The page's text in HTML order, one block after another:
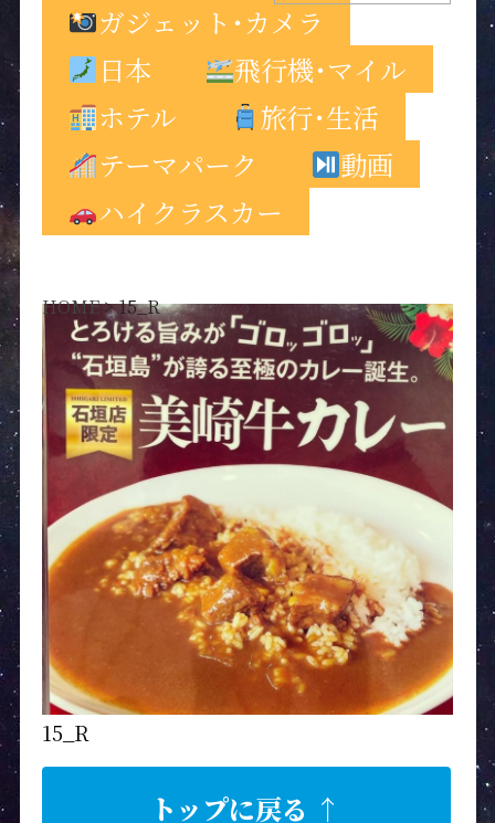
ガジェット･カメラ
日本
飛行機･マイル
ホテル
旅行･生活
テーマパーク
動画
ハイクラスカー
HOME>15_R
15_R
トップに戻る ↑